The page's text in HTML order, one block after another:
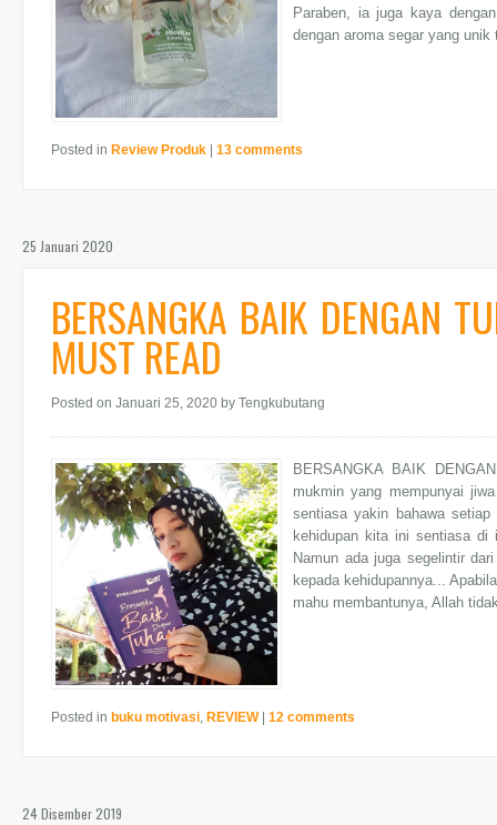
Paraben, ia juga kaya
dengan aroma segar yang unik
Posted in Review Produk 13 comments
25 Januari 2020
BERSANGKA BAIK DENGAN
MUST READ
Posted on Januari 25, 2020 by Tengkubutang
BERSANGKA BAIK
mukmin yang mempunyai
sentiasa yakin bahawa
kehidupan kita ini sentiasa
Namun ada juga segelintir
kepada kehidupannya...
mahu membantunya, Allah
Posted in buku motivasi, REVIEW 12 comments
24 Disember 2019